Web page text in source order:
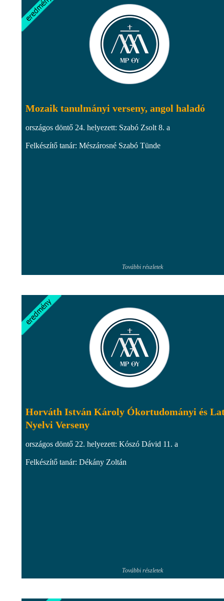
Mozaik tanulmányi verseny, angol haladó
országos döntő 24. helyezett: Szabó Zsolt 8. a
Felkészítő tanár: Mészárosné Szabó Tünde
További részletek
Horváth István Károly Ókortudományi és
Nyelvi Verseny
országos döntő 22. helyezett: Kószó Dávid 11. a
Felkészítő tanár: Dékány Zoltán
További részletek